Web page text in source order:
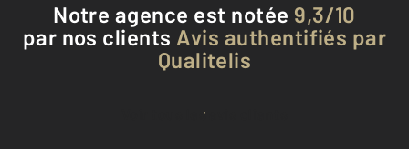
Notre agence est notée 9,3/10
par nos clients Avis authentifiés par
Qualitelis
Voir tous les avis clients